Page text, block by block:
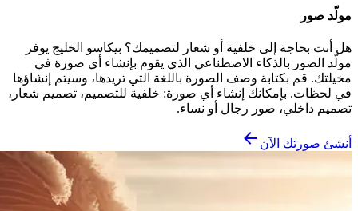
مولّد صور
هل أنت بحاجة إلى خلفية أو شعار لتصميمك؟ بيكاسو الخليج يوفر
مولّد الصور بالذكاء الاصطناعي الذي يقوم بإنشاء أي صورة في
مخيلتك. قم بكتابة وصف الصورة باللغة التي تريدها، وسيتم إنشاؤها
في لحظات. بإمكانك إنشاء أي صورة: خلفية للتصميم، تصميم شعار،
تصميم داخلي، صور رجال أو نساء.
أنشئ صورتك الآن